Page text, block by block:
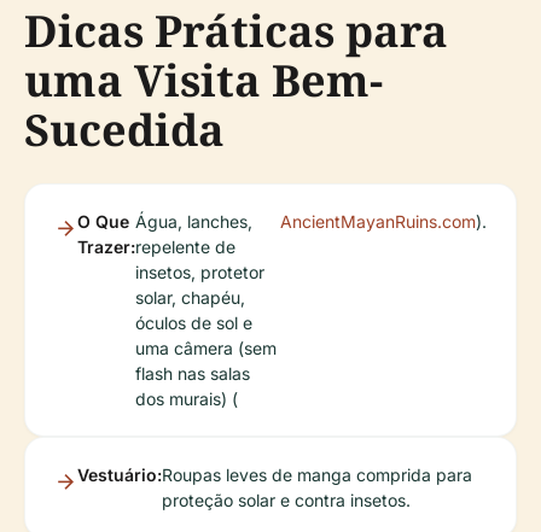
Dicas Práticas para
uma Visita Bem-
Sucedida
O Que
Trazer:
Água, lanches,
repelente de
insetos, protetor
solar, chapéu,
óculos de sol e
uma câmera (sem
flash nas salas
dos murais) (
AncientMayanRuins.com).
Vestuário:Roupas leves de manga comprida para
proteção solar e contra insetos.